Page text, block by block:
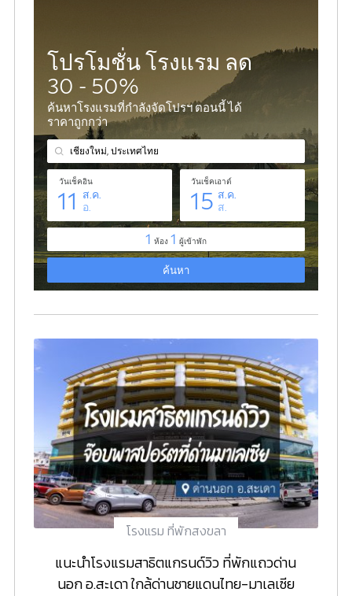
โรงแรม ที่พักสงขลา
แนะนำโรงแรมสาธิตแกรนด์วิว ที่พักแถวด่าน
นอก อ.สะเดา ใกล้ด่านชายแดนไทย-มาเลเซีย